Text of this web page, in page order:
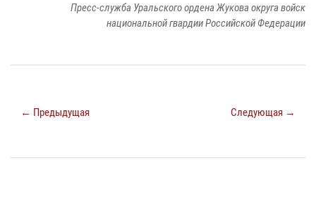
Пресс-служба Уральского ордена Жукова округа войск
национальной гвардии Российской Федерации
← Предыдущая Следующая →